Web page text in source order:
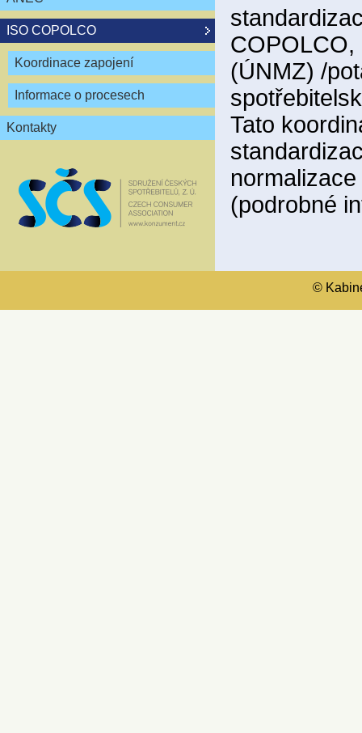
ISO COPOLCO
Koordinace zapojení
Informace o procesech
Kontakty
(ÚNMZ) /
Tato
(podrobné
©